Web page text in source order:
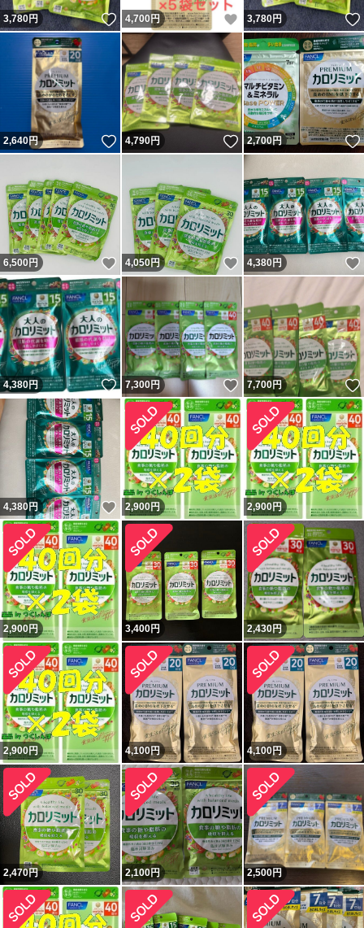
3,780円 いいね！
4,700 円 いいね！
3,780円
2,640円 いいね！
4,790円 いいね！
2,700円
6,500円 いいね！
4,050円 いいね！
4,380円
4,380円 いいね！
7,300円 いいね！
7,700円
4,380円 いいね！
2,900円 2,900円
2,900円 3,400円 2,430円
2,900円 4,100円 4,100円
2,470円 2,100円 2,500円